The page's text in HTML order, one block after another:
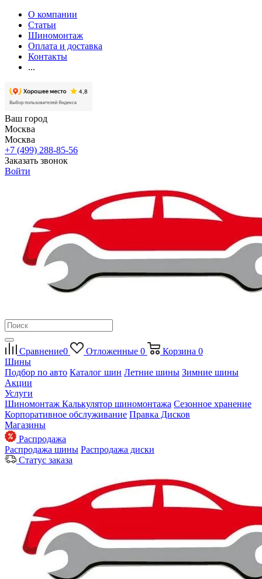
О компании
Статьи
Шиномонтаж
Оплата и доставка
Контакты
...
Ваш город
Москва
Москва
+7 (499) 288-85-56
Заказать звонок
Войти
Сравнение0 Отложенные 0 Корзина 0
Шины
Подбор по авто Каталог шин Летние шины Зимние шины
Акции
Услуги
Шиномонтаж Калькулятор шиномонтажа Сезонное хранение
Корпоративное обслуживание Правка Дисков
Магазины
Распродажа
Распродажа шины Распродажа диски
Статус заказа